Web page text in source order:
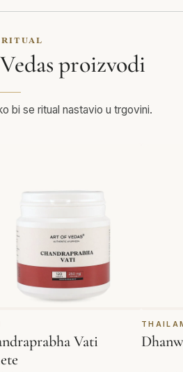
proizvodi
bi se ritual nastavio u trgovini.
Vati